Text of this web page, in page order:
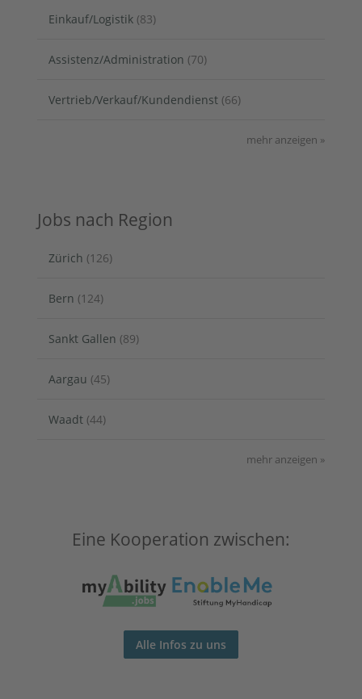
Einkauf/Logistik (83)
Assistenz/Administration (70)
Vertrieb/Verkauf/Kundendienst (66)
mehr anzeigen »
Jobs nach Region
Zürich (126)
Bern (124)
Sankt Gallen (89)
Aargau (45)
Waadt (44)
mehr anzeigen »
Eine Kooperation zwischen:
Alle Infos zu uns